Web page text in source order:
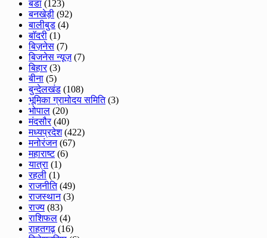
बंडा (123)
बनखेड़ी (92)
बालीबुड (4)
बाॅदरी (1)
बिज़नेस (7)
बिजनेस न्यूज़(7)
बिहार(3)
बीना (5)
बुन्देलखंड (108)
भूमिका ग्रामोदय समिति(3)
भोपाल (20)
मंदसौर(40)
मध्यप्रदेश(422)
मनोरंजन(67)
महाराष्ट(6)
यात्रा (1)
रहली (1)
राजनीति(49)
राजस्थान(3)
राज्य (83)
राशिफल (4)
राहतगढ़ (16)